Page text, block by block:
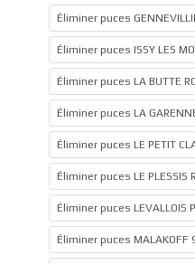
Éliminer puces
Éliminer puces ISSY LES
Éliminer puces LA BUTTE
Éliminer puces LA
Éliminer puces LE PETIT
Éliminer puces LE PLESSIS
Éliminer puces LEVALLOIS
Éliminer puces MALAKOFF